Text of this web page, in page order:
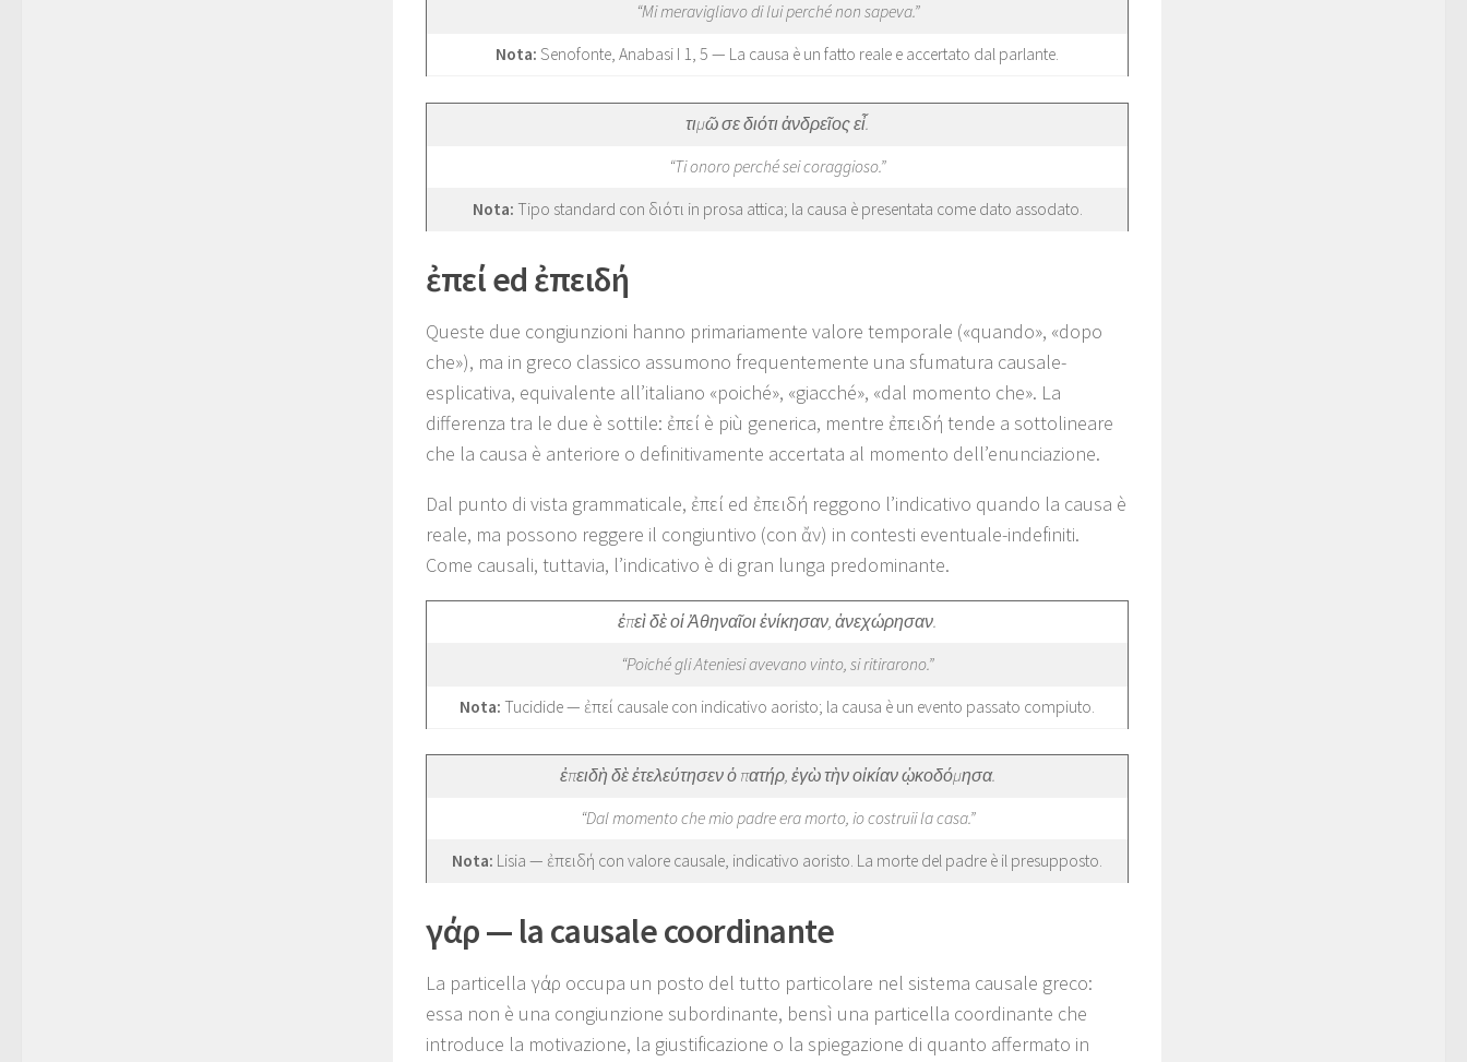
“Mi meravigliavo di lui perché non sapeva.”
Nota: Senofonte, Anabasi I 1, 5 — La causa è un fatto reale e accertato dal parlante.
τιμῶ σε διότι ἀνδρεῖος εἶ.
“Ti onoro perché sei coraggioso.”
Nota: Tipo standard con διότι in prosa attica; la causa è presentata come dato assodato.
ἐπεί ed ἐπειδή
Queste due congiunzioni hanno primariamente valore temporale («quando», «dopo
che»), ma in greco classico assumono frequentemente una sfumatura causale-
esplicativa, equivalente all’italiano «poiché», «giacché», «dal momento che». La
differenza tra le due è sottile: ἐπεί è più generica, mentre ἐπειδή tende a sottolineare
che la causa è anteriore o definitivamente accertata al momento dell’enunciazione.
Dal punto di vista grammaticale, ἐπεί ed ἐπειδή reggono l’indicativo quando la causa è
reale, ma possono reggere il congiuntivo (con ἄν) in contesti eventuale-indefiniti.
Come causali, tuttavia, l’indicativo è di gran lunga predominante.
ἐπεὶ δὲ οἱ Ἀθηναῖοι ἐνίκησαν, ἀνεχώρησαν.
“Poiché gli Ateniesi avevano vinto, si ritirarono.”
Nota: Tucidide — ἐπεί causale con indicativo aoristo; la causa è un evento passato compiuto.
ἐπειδὴ δὲ ἐτελεύτησεν ὁ πατήρ, ἐγὼ τὴν οἰκίαν ᾠκοδόμησα.
“Dal momento che mio padre era morto, io costruii la casa.”
Nota: Lisia — ἐπειδή con valore causale, indicativo aoristo. La morte del padre è il presupposto.
γάρ — la causale coordinante
La particella γάρ occupa un posto del tutto particolare nel sistema causale greco:
essa non è una congiunzione subordinante, bensì una particella coordinante che
introduce la motivazione, la giustificazione o la spiegazione di quanto affermato in